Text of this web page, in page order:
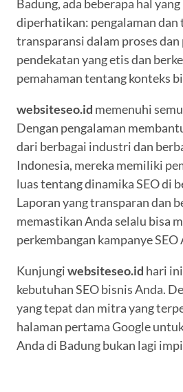
Badung, ada beberapa hal
diperhatikan: pengalaman dan
transparansi dalam proses dan
pendekatan yang etis dan
pemahaman tentang konteks
websiteseo.id memenuhi
Dengan pengalaman
dari berbagai industri dan
Indonesia, mereka memiliki
luas tentang dinamika SEO di
Laporan yang transparan dan
memastikan Anda selalu bisa
perkembangan kampanye SEO
Kunjungiwebsiteseo.id hari
kebutuhan SEO bisnis Anda.
yang tepat dan mitra yang
halaman pertama Google
Anda di Badung bukan lagi